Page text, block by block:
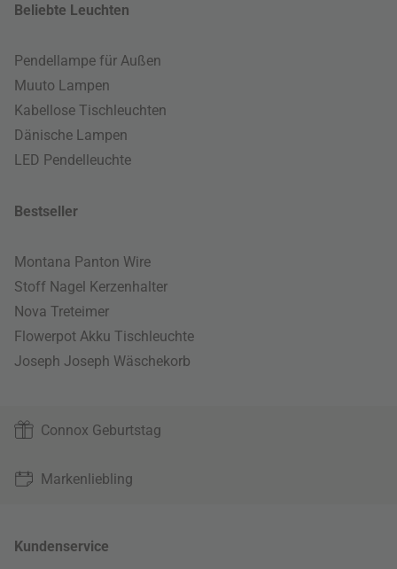
Beliebte Leuchten
Pendellampe für Außen
Muuto Lampen
Kabellose Tischleuchten
Dänische Lampen
LED Pendelleuchte
Bestseller
Montana Panton Wire
Stoff Nagel Kerzenhalter
Nova Treteimer
Flowerpot Akku Tischleuchte
Joseph Joseph Wäschekorb
Connox Geburtstag
Markenliebling
Kundenservice